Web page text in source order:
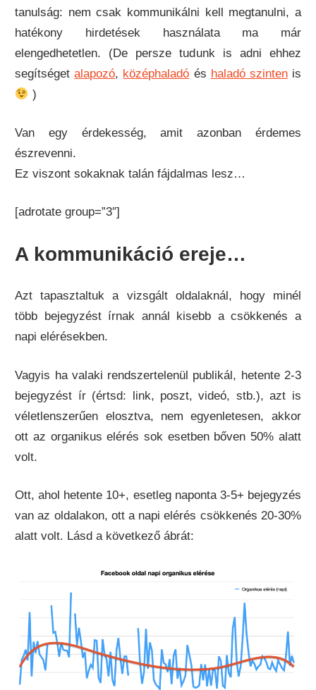
tanulság: nem csak kommunikálni kell megtanulni, a
hatékony hirdetések használata ma már
elengedhetetlen. (De persze tudunk is adni ehhez
segítségetalapozó, középhaladó és haladó szintenis
)
Van egy érdekesség, amit azonban érdemes
észrevenni.
Ez viszont sokaknak talán fájdalmas lesz…
[adrotate group=”3″]
A kommunikáció ereje…
Azt tapasztaltuk a vizsgált oldalaknál, hogy minél
több bejegyzést írnak annál kisebb a csökkenés a
napi elérésekben.
Vagyis ha valaki rendszertelenül publikál, hetente 2-3
bejegyzést ír (értsd: link, poszt, videó, stb.), azt is
véletlenszerűen elosztva, nem egyenletesen, akkor
ott az organikus elérés sok esetben bőven 50% alatt
volt.
Ott, ahol hetente 10+, esetleg naponta 3-5+ bejegyzés
van az oldalakon, ott a napi elérés csökkenés 20-30%
alatt volt. Lásd a következő ábrát: